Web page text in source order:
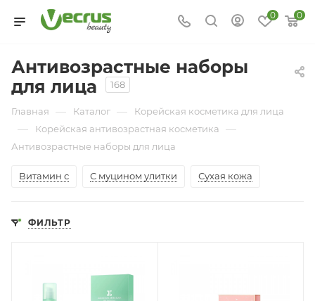
0 0
Антивозрастные наборы
для лица
168
Главная — Каталог — Корейская косметика для лица
— Корейская антивозрастная косметика —
Антивозрастные наборы для лица
Витамин с С муцином улитки Сухая кожа
ФИЛЬТР